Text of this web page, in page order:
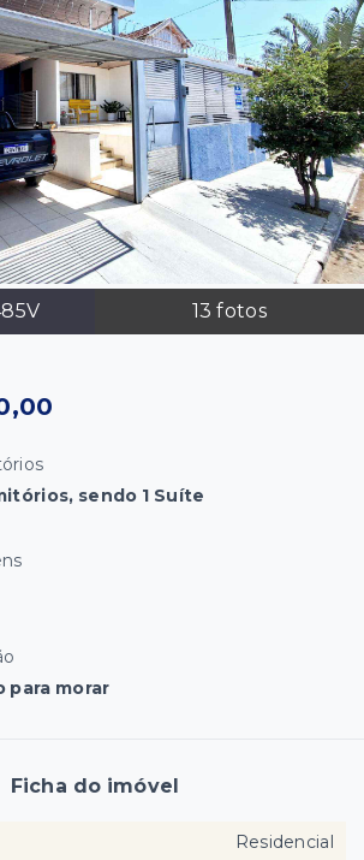
13 fotos
sendo 1 Suíte
para morar
Ficha do imóvel
Residencial